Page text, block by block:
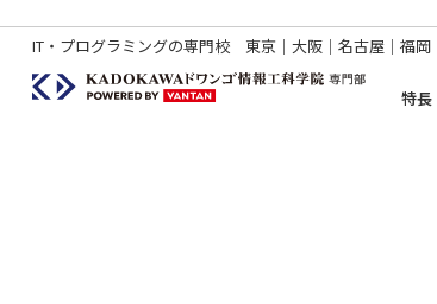
IT・プログラミングの専門校 東京｜大阪｜名古屋｜福岡
特長